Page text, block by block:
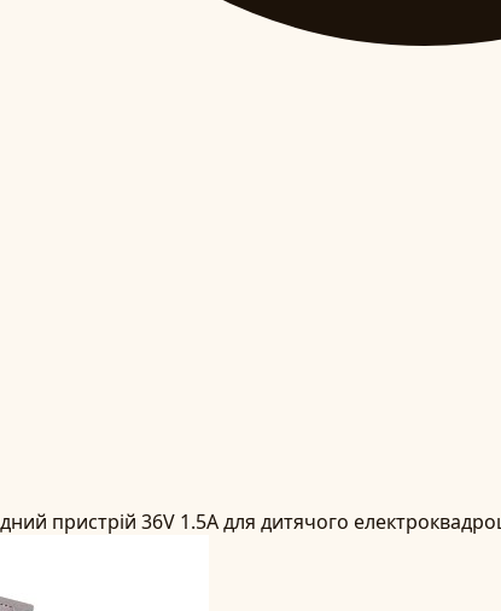
пристрій 36V 1.5A для дитячого